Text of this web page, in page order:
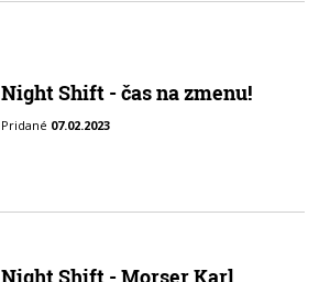
Night Shift - čas na zmenu!
Pridané 07.02.2023
Night Shift - Morser Karl